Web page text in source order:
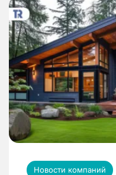
Новости компаний